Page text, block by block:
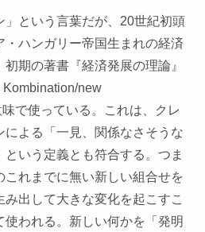
」という言葉だが、20世紀初頭
・ハンガリー帝国生まれの経済
期の著書『経済発展の理論』
new
で使っている。これは、クレ
による「一見、関係なさそうな
いう定義とも符合する。つま
これまでに無い新しい組合せを
出して大きな変化を起こすこ
使われる。新しい何かを「発明